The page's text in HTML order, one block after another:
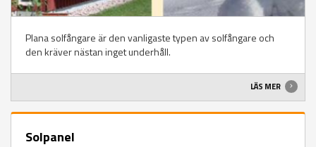
Plana solfångare är den vanligaste typen av solfångare och
den kräver nästan inget underhåll.
LÄS MER
Solpanel